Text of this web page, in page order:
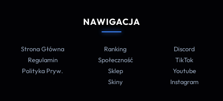
NAWIGACJA
Strona Główna
Regulamin
Polityka Pryw.
Ranking
Społeczność
Sklep
Skiny
Discord
TikTok
Youtube
Instagram